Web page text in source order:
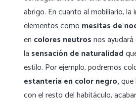
abrigo. En cuanto al mobiliario,
elementos como mesitas de
en colores neutrosnos
la sensación de naturalidad
estilo. Por ejemplo, podremos
estantería en color negro,
con el resto del habitáculo,